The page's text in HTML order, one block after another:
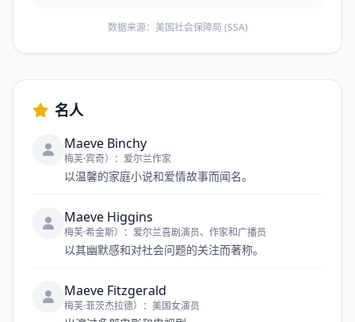
数据来源：美国社会保障局 (SSA)
名人
Maeve Binchy
梅芙·宾奇）：爱尔兰作家
以温馨的家庭小说和爱情故事而闻名。
Maeve Higgins
梅芙·希金斯）：爱尔兰喜剧演员、作家和广播员
以其幽默感和对社会问题的关注而著称。
Maeve Fitzgerald
梅芙·菲茨杰拉德）：美国女演员